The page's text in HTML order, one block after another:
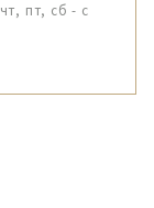
пт, сб - с